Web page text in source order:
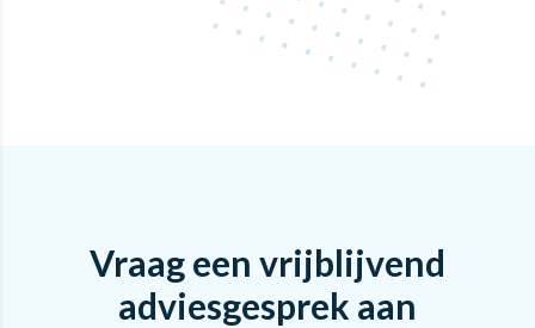
Vraag een vrijblijvend
adviesgesprek aan